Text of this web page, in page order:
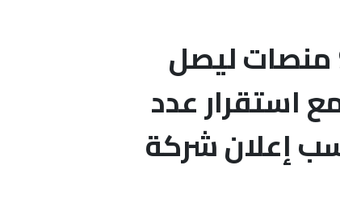
#أمريكا : ارتفاع منصات التنقيب عن النفط بمقدار 9 منصات ليصل
المنتهي في 19 مارس، مع استقرار عدد
عند 92 منصة، حسب إعلان شركة